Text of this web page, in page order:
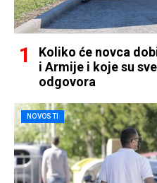
Koliko će novca
i Armije i koje su
odgovora
NOVOSTI